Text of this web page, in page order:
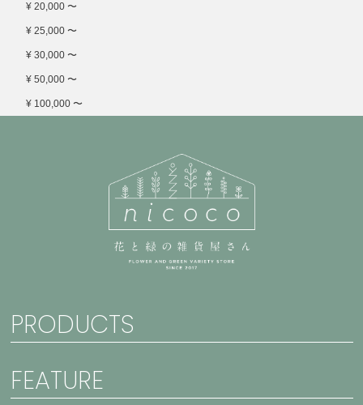
¥ 20,000 〜
¥ 25,000 〜
¥ 30,000 〜
¥ 50,000 〜
¥ 100,000 〜
PRODUCTS
FEATURE